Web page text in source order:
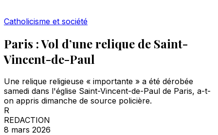
Catholicisme et société
Paris : Vol d’une relique de Saint-
Vincent-de-Paul
Une relique religieuse « importante » a été dérobée
samedi dans l'église Saint-Vincent-de-Paul de Paris, a-t-
on appris dimanche de source policière.
R
REDACTION
8 mars 2026